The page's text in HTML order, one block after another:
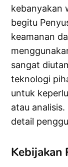
kebanyakan
begitu
keamanan
sangat
teknologi
untuk
atau
detail
Kebijakan